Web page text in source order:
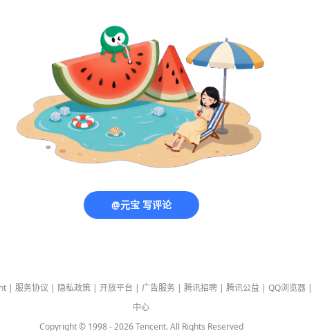
@元宝 写评论
| 服务协议 | 隐私政策 | 开放平台 | 广告服务 | 腾讯招聘 | 腾讯公益 | QQ浏览器 |
中心
Copyright © 1998 -2026Tencent. All Rights Reserved